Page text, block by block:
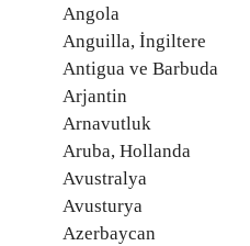
Angola
Anguilla, İngiltere
Antigua ve Barbuda
Arjantin
Arnavutluk
Aruba, Hollanda
Avustralya
Avusturya
Azerbaycan